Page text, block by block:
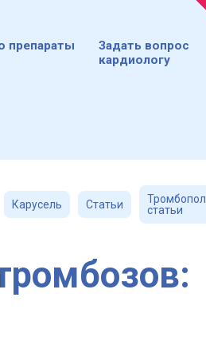
препараты
Задать вопрос
кардиологу
Карусель Статьи
Тромбопол
статьи